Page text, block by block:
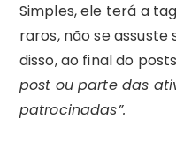
Simples, ele terá a
raros, não se
disso, ao final do
post ou parte das
patrocinadas”.